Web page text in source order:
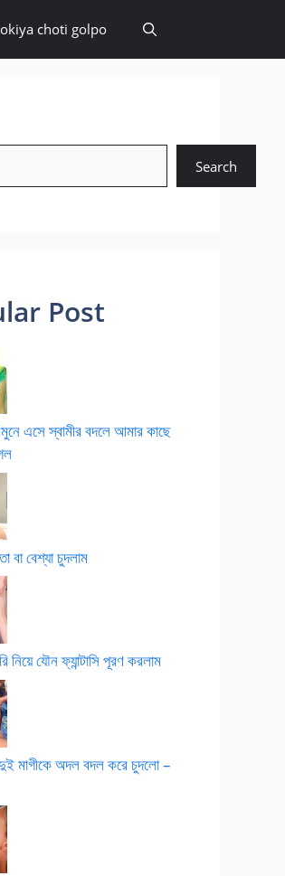
choti golpo
Search
Post
এসে স্বামীর বদলে আমার কাছে
বা বেশ্যা চুদলাম
নিয়ে যৌন ফ্যান্টাসি পূরণ করলাম
দুই মাগীকে অদল বদল করে চুদলো –